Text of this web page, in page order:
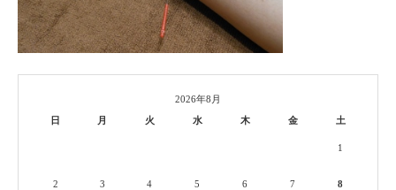
2026年8月
日
月 火 水 木 金 土
1
2 3 4 5 6 7 8